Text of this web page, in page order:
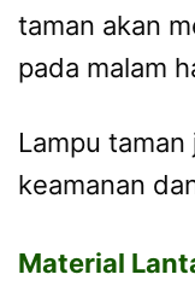
taman akan
pada malam
Lampu
keamanan
Material